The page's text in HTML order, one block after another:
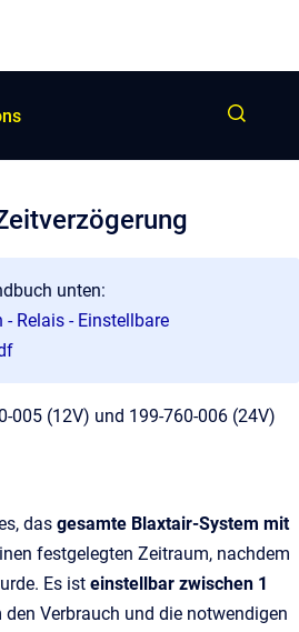
unten:
Relais - Einstellbare
005 (12V) und 199-760-006 (24V)
das gesamte Blaxtair-System mit
festgelegten Zeitraum, nachdem
Es ist einstellbar zwischen 1
den Verbrauch und die notwendigen